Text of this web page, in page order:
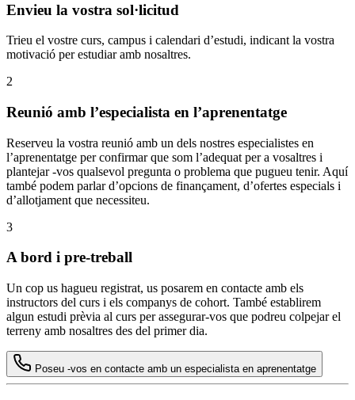
Envieu la vostra sol·licitud
Trieu el vostre curs, campus i calendari d’estudi, indicant la vostra
motivació per estudiar amb nosaltres.
2
Reunió amb l’especialista en l’aprenentatge
Reserveu la vostra reunió amb un dels nostres especialistes en
l’aprenentatge per confirmar que som l’adequat per a vosaltres i
plantejar -vos qualsevol pregunta o problema que pugueu tenir. Aquí
també podem parlar d’opcions de finançament, d’ofertes especials i
d’allotjament que necessiteu.
3
A bord i pre-treball
Un cop us hagueu registrat, us posarem en contacte amb els
instructors del curs i els companys de cohort. També establirem
algun estudi prèvia al curs per assegurar-vos que podreu colpejar el
terreny amb nosaltres des del primer dia.
Poseu -vos en contacte amb un especialista en aprenentatge